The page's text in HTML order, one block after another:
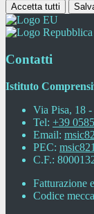
Accetta tutti
Contatti
Istituto
Via Pisa, 18
Tel: +39
Email:
PEC:
C.F.:
Fatturazione
Codice